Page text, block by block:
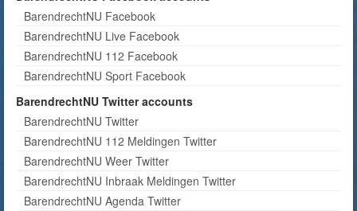
BarendrechtNU Facebook
BarendrechtNU Live Facebook
BarendrechtNU 112 Facebook
BarendrechtNU Sport Facebook
BarendrechtNU Twitter accounts
BarendrechtNU Twitter
BarendrechtNU 112 Meldingen Twitter
BarendrechtNU Weer Twitter
BarendrechtNU Inbraak Meldingen Twitter
BarendrechtNU Agenda Twitter